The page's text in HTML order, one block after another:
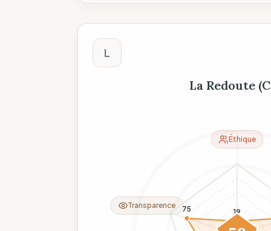
Score The Wise
L
La Redoute
19
75
Éthique
Transparence